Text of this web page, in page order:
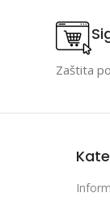
Zaštita